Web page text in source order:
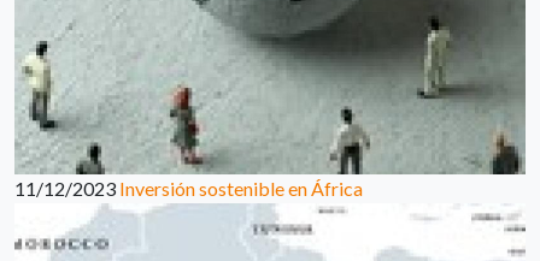
11/12/2023 Inversión sostenible en África